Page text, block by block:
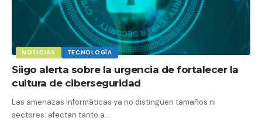
NOTICIAS TECNOLOGÍA
Siigo alerta sobre la urgencia de fortalecer la
cultura de ciberseguridad
Las amenazas informáticas ya no distinguen tamaños ni
sectores: afectan tanto a…